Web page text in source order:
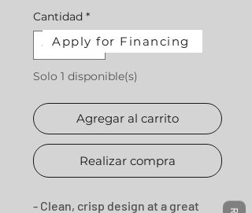
Cantidad *
Solo 1 disponible(s)
Agregar al carrito
Realizar compra
- Clean, crisp design at a great
Apply for Financing